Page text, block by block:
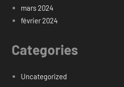
mars 2024
février 2024
Categories
Uncategorized